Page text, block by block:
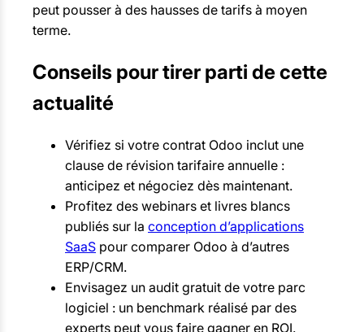
peut pousser à des hausses de tarifs à moyen
terme.
Conseils pour tirer parti de cette
actualité
Vérifiez si votre contrat Odoo inclut une
clause de révision tarifaire annuelle :
anticipez et négociez dès maintenant.
Profitez des webinars et livres blancs
publiés sur la conception d’applications
SaaS pour comparer Odoo à d’autres
ERP/CRM.
Envisagez un audit gratuit de votre parc
logiciel : un benchmark réalisé par des
experts peut vous faire gagner en ROI.